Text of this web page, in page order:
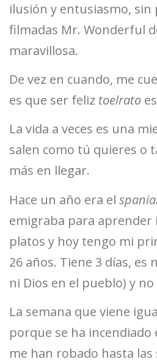
ilusión y entusiasmo, sin
filmadas Mr. Wonderful
maravillosa.
De vez en cuando, me
es que ser feliz toelrato
La vida a veces es una
salen como tú quieres o
más en llegar.
Hace un año era el
emigraba para aprender
platos y hoy tengo mi
26 años. Tiene 3 días, es
ni Dios en el pueblo) y
La semana que viene
porque se ha incendiado
me han robado hasta las